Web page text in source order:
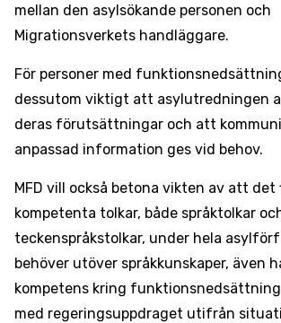
mellan den asylsökande personen och
Migrationsverkets handläggare.
För personer med
dessutom viktigt att asylutredningen
deras förutsättningar och att
anpassad information ges vid behov.
MFD vill också betona vikten av att
kompetenta tolkar, både språktolkar
teckenspråkstolkar, under hela
behöver utöver språkkunskaper, även
kompetens kring
med regeringsuppdraget utifrån